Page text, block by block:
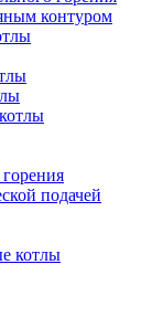
контуром
подачей
котлы